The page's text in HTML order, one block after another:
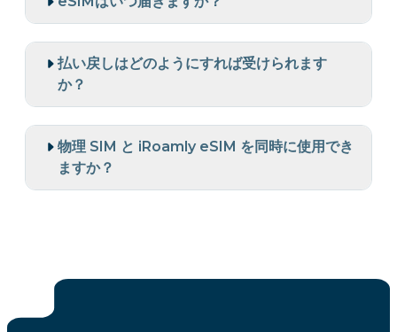
払い戻しはどのようにすれば受けられます
か？
物理 SIM と iRoamly eSIM を同時に使用でき
ますか？